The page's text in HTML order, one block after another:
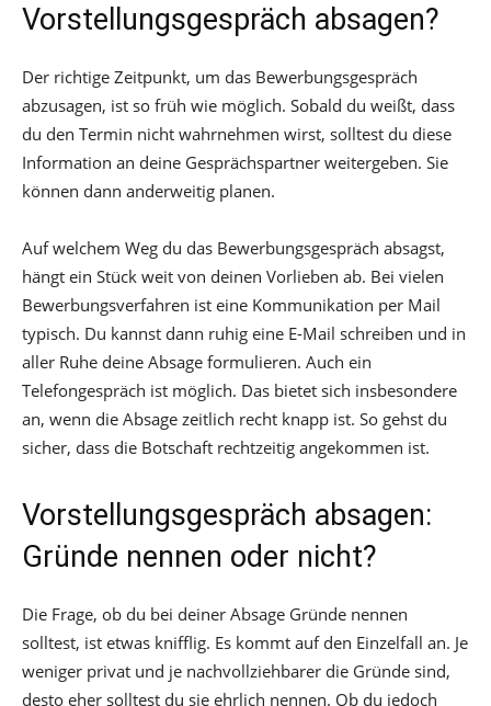
Vorstellungsgespräch absagen?
Der richtige Zeitpunkt, um das Bewerbungsgespräch
abzusagen, ist so früh wie möglich. Sobald du weißt, dass
du den Termin nicht wahrnehmen wirst, solltest du diese
Information an deine Gesprächspartner weitergeben. Sie
können dann anderweitig planen.
Auf welchem Weg du das Bewerbungsgespräch absagst,
hängt ein Stück weit von deinen Vorlieben ab. Bei vielen
Bewerbungsverfahren ist eine Kommunikation per Mail
typisch. Du kannst dann ruhig eine E-Mail schreiben und in
aller Ruhe deine Absage formulieren. Auch ein
Telefongespräch ist möglich. Das bietet sich insbesondere
an, wenn die Absage zeitlich recht knapp ist. So gehst du
sicher, dass die Botschaft rechtzeitig angekommen ist.
Vorstellungsgespräch absagen:
Gründe nennen oder nicht?
Die Frage, ob du bei deiner Absage Gründe nennen
solltest, ist etwas knifflig. Es kommt auf den Einzelfall an. Je
weniger privat und je nachvollziehbarer die Gründe sind,
desto eher solltest du sie ehrlich nennen. Ob du jedoch